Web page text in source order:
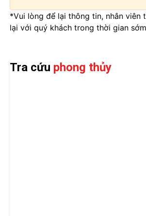
*Vui lòng để lại thông tin, nhân viên
lại với quý khách trong thời gian
Tra cứu phong thủy